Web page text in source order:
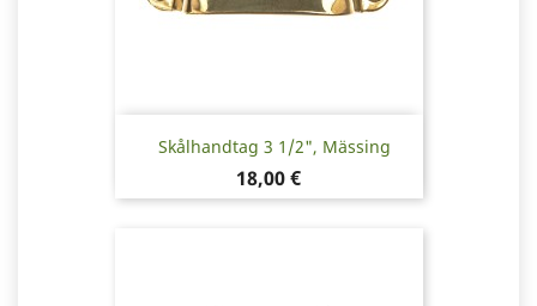
Skålhandtag 3 1/2", Mässing
Pris
18,00 €